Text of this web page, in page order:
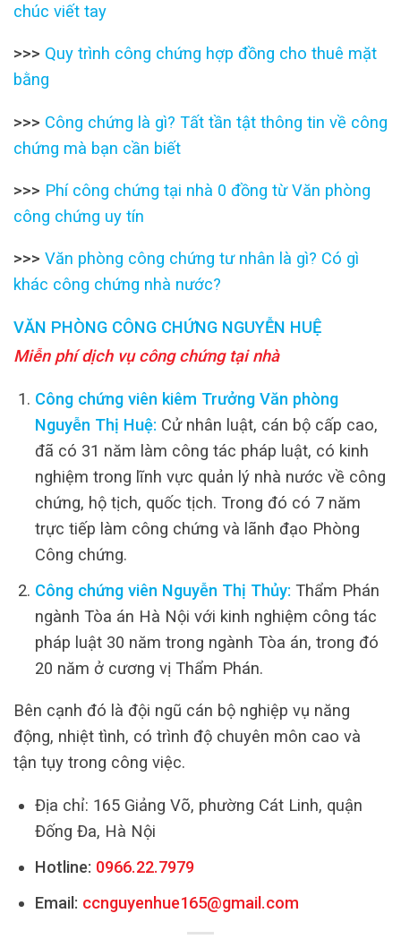
chúc viết tay
>>> Quy trình công chứng hợp đồng cho thuê mặt
bằng
>>> Công chứng là gì? Tất tần tật thông tin về công
chứng mà bạn cần biết
>>> Phí công chứng tại nhà 0 đồng từ Văn phòng
công chứng uy tín
>>> Văn phòng công chứng tư nhân là gì? Có gì
khác công chứng nhà nước?
VĂN PHÒNG CÔNG CHỨNG NGUYỄN HUỆ
Miễn phí dịch vụ công chứng tại nhà
Công chứng viên kiêm Trưởng Văn phòng
Nguyễn Thị Huệ: Cử nhân luật, cán bộ cấp cao,
đã có 31 năm làm công tác pháp luật, có kinh
nghiệm trong lĩnh vực quản lý nhà nước về công
chứng, hộ tịch, quốc tịch. Trong đó có 7 năm
trực tiếp làm công chứng và lãnh đạo Phòng
Công chứng.
Công chứng viên Nguyễn Thị Thủy: Thẩm Phán
ngành Tòa án Hà Nội với kinh nghiệm công tác
pháp luật 30 năm trong ngành Tòa án, trong đó
20 năm ở cương vị Thẩm Phán.
Bên cạnh đó là đội ngũ cán bộ nghiệp vụ năng
động, nhiệt tình, có trình độ chuyên môn cao và
tận tụy trong công việc.
Địa chỉ: 165 Giảng Võ, phường Cát Linh, quận
Đống Đa, Hà Nội
Hotline: 0966.22.7979
Email: ccnguyenhue165@gmail.com